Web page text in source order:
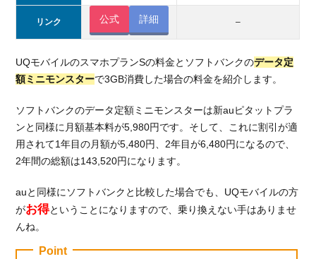
リンク 公式 詳細 –
UQモバイルのスマホプランSの料金とソフトバンクのデータ定
額ミニモンスターで3GB消費した場合の料金を紹介します。
ソフトバンクのデータ定額ミニモンスターは新auピタットプラ
ンと同様に月額基本料が5,980円です。そして、これに割引が適
用されて1年目の月額が5,480円、2年目が6,480円になるので、
2年間の総額は143,520円になります。
auと同様にソフトバンクと比較した場合でも、UQモバイルの方
がお得ということになりますので、乗り換えない手はありませ
んね。
Point